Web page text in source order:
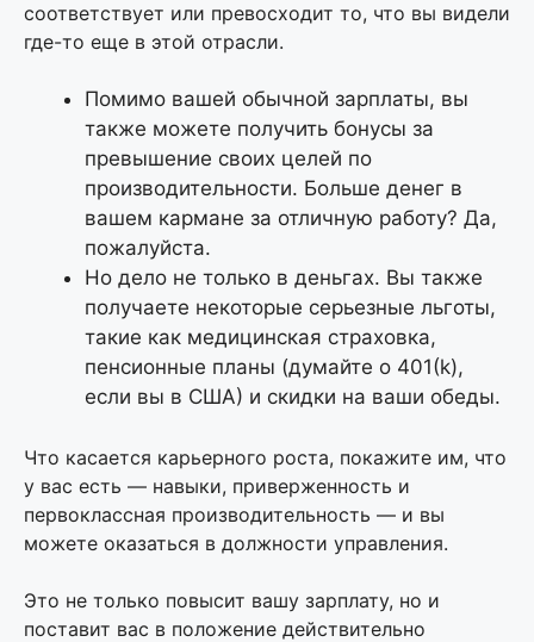
соответствует или превосходит то, что вы видели
где-то еще в этой отрасли.
Помимо вашей обычной зарплаты, вы
также можете получить бонусы за
превышение своих целей по
производительности. Больше денег в
вашем кармане за отличную работу? Да,
пожалуйста.
Но дело не только в деньгах. Вы также
получаете некоторые серьезные льготы,
такие как медицинская страховка,
пенсионные планы (думайте о 401(k),
если вы в США) и скидки на ваши обеды.
Что касается карьерного роста, покажите им, что
у вас есть — навыки, приверженность и
первоклассная производительность — и вы
можете оказаться в должности управления.
Это не только повысит вашу зарплату, но и
поставит вас в положение действительно